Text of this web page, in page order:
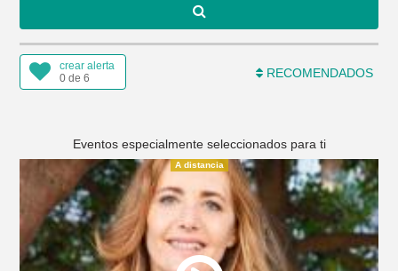
crear alerta
0 de 6
RECOMENDADOS
Eventos especialmente seleccionados para ti
A distancia